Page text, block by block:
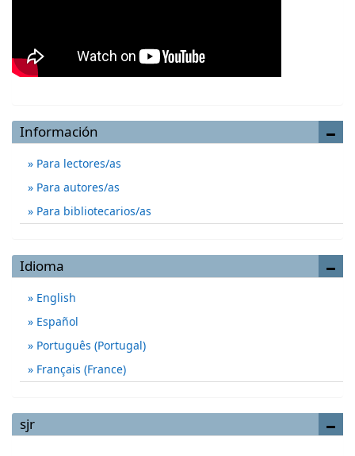
Información
Para lectores/as
Para autores/as
Para bibliotecarios/as
Idioma
English
Español
Português (Portugal)
Français (France)
sjr